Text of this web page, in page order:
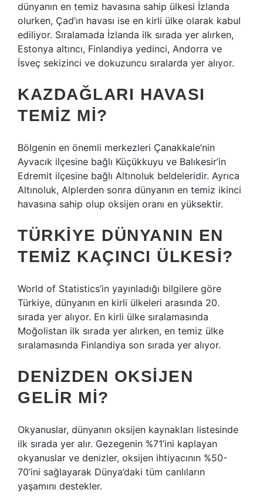
dünyanın en temiz havasına sahip ülkesi İzlanda
olurken, Çad’ın havası ise en kirli ülke olarak kabul
ediliyor. Sıralamada İzlanda ilk sırada yer alırken,
Estonya altıncı, Finlandiya yedinci, Andorra ve
İsveç sekizinci ve dokuzuncu sıralarda yer alıyor.
KAZDAĞLARI HAVASI
TEMIZ MI?
Bölgenin en önemli merkezleri Çanakkale’nin
Ayvacık ilçesine bağlı Küçükkuyu ve Balıkesir’in
Edremit ilçesine bağlı Altınoluk beldeleridir. Ayrıca
Altınoluk, Alplerden sonra dünyanın en temiz ikinci
havasına sahip olup oksijen oranı en yüksektir.
TÜRKIYE DÜNYANIN EN
TEMIZ KAÇINCI ÜLKESI?
World of Statistics’in yayınladığı bilgilere göre
Türkiye, dünyanın en kirli ülkeleri arasında 20.
sırada yer alıyor. En kirli ülke sıralamasında
Moğolistan ilk sırada yer alırken, en temiz ülke
sıralamasında Finlandiya son sırada yer alıyor.
DENIZDEN OKSIJEN
GELIR MI?
Okyanuslar, dünyanın oksijen kaynakları listesinde
ilk sırada yer alır. Gezegenin %71’ini kaplayan
okyanuslar ve denizler, oksijen ihtiyacının %50-
70’ini sağlayarak Dünya’daki tüm canlıların
yaşamını destekler.